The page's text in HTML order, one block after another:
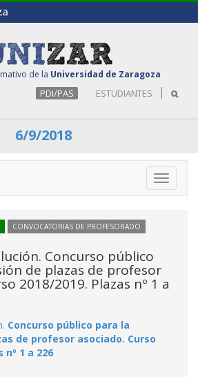
de la Universidad de Zaragoza
PDI/PAS ESTUDIANTES
6/9/2018
Toggle
CONVOCATORIAS DE PROFESORADO
Concurso público
de plazas de profesor
2018/2019. Plazas nº 1 a
Concurso público para la
de profesor asociado. Curso
nº 1 a 226